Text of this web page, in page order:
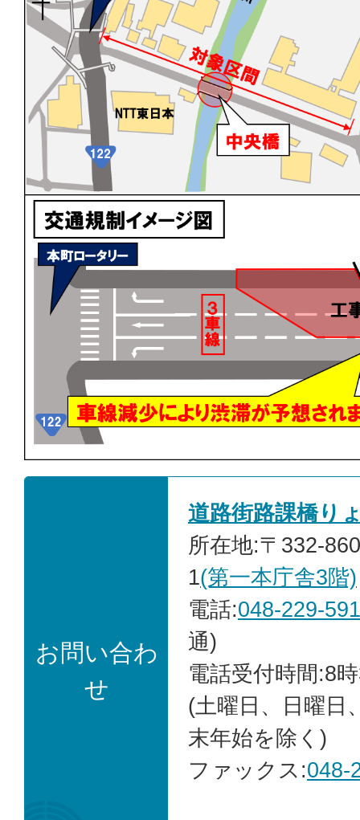
お問い合わ
せ
道路街路課橋り
所在地:〒332-
1(第一本庁舎3階)
電話:048-229-
通)
電話受付時間:8
(土曜日、日曜日
末年始を除く)
ファックス:048-